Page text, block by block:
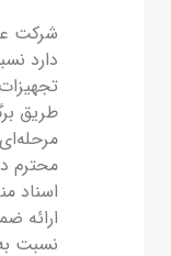
ﺷﺮﮐﺖ
دارد
ﻃﺮﯾﻖ
محترم
اراﺋﻪ
ﻧﺴﺒﺖ